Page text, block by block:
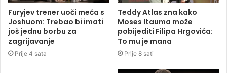
Furyjev trener uoči meča s
Joshuom: Trebao bi imati
još jednu borbu za
zagrijavanje
Prije 4 sata
Teddy Atlas zna kako
Moses Itauma može
pobijediti Filipa Hrgovića:
To mu je mana
Prije 8 sati